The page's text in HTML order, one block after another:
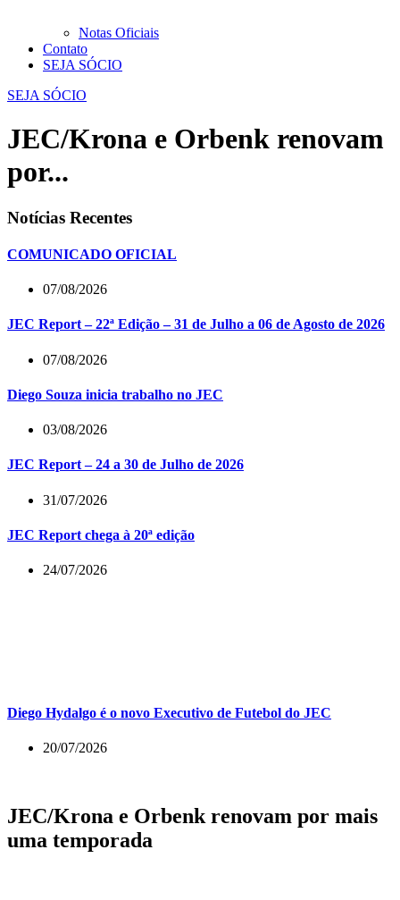
Notas Oficiais
Contato
SEJA SÓCIO
SEJA SÓCIO
JEC/Krona e Orbenk renovam
por...
Notícias Recentes
COMUNICADO OFICIAL
07/08/2026
JEC Report – 22ª Edição – 31 de Julho a 06 de Agosto de 2026
07/08/2026
Diego Souza inicia trabalho no JEC
03/08/2026
JEC Report – 24 a 30 de Julho de 2026
31/07/2026
JEC Report chega à 20ª edição
24/07/2026
Diego Hydalgo é o novo Executivo de Futebol do JEC
20/07/2026
JEC/Krona e Orbenk renovam por mais
uma temporada